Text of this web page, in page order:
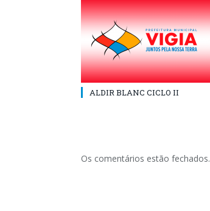
ALDIR BLANC CICLO II
Os comentários estão fechados.